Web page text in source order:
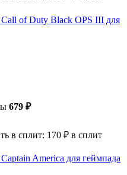
of Duty Black OPS III для
679 ₽
в сплит: 170 ₽ в сплит
America для геймпада